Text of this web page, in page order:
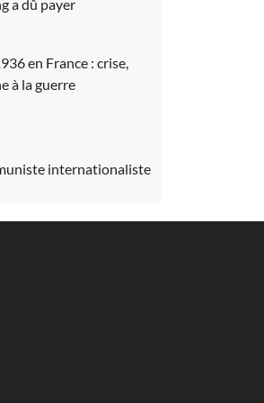
a dû payer
en France : crise,
à la guerre
internationaliste